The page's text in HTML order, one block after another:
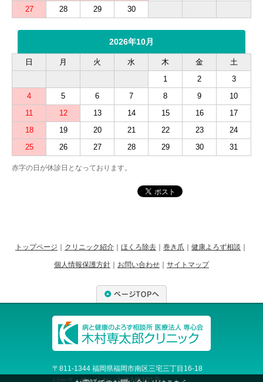
27
28 29 30
2026年10月
日 月 火 水 木 金
土
1
2
3
4
5 6 7 8 9
10
11
12 13 14 15 16
17
18
19 20 21 22 23
24
25
26 27 28 29 30 31
赤字の日が休診日となっております。
トップページ クリニック紹介 ほくろ除去 巻き爪 健康よろず相談
個人情報保護方針 お問い合わせ サイトマップ
〒811-1344 福岡県福岡市南区三宅三丁目16-18
パーク・サンリヤン大橋A棟101号